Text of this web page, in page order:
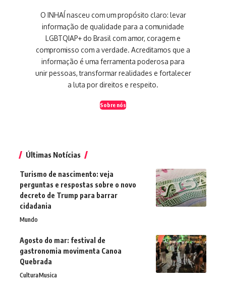
O INHAÍ nasceu com um propósito claro: levar
informação de qualidade para a comunidade
LGBTQIAP+ do Brasil com amor, coragem e
compromisso com a verdade. Acreditamos que a
informação é uma ferramenta poderosa para
unir pessoas, transformar realidades e fortalecer
a luta por direitos e respeito.
Sobre nós
Últimas Notícias
Turismo de nascimento: veja
perguntas e respostas sobre o novo
decreto de Trump para barrar
cidadania
Mundo
Agosto do mar: festival de
gastronomia movimenta Canoa
Quebrada
CulturaMusica